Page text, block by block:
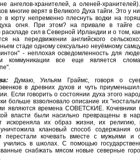
ангелов-хранителей, а оленей-
многие верят в Великого Духа тайги. Это у
в юрту непременно плеснуть водки на
огня. При этом? на привале в тайге
сил в Северной Ирландии и о том,
на передвижении английского
стаде одному сексуально неуёмному
- неплохая осведомленность для
коммуникации все еще является
Думаю, Уильям Граймс, говоря о
в древних духов и чуть
Если говорить о состоянии духа этого
больше взволновало описание их
являются времена СОВЕТСКИЕ. Кочевники
власти были насильно превращены в
искореняла их образ жизни, их религию,
клановый способ содержания
кочевать вместе с мужьями и
учились в школах. С помощью
снабжать мясом новые северные